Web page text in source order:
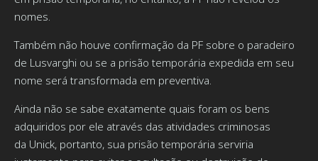
nomes.
Também não houve confirmação da PF sobre o paradeiro
de Lusvarghi ou se a prisão temporária expedida em seu
nome será transformada em preventiva.
Ainda não se sabe exatamente quais foram os bens
adquiridos por ele através das atividades criminosas
da Unick, portanto, sua prisão temporária serviria